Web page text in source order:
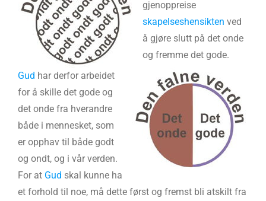
gjenoppreise
skapelseshensikten ved
å gjøre slutt på det onde
og fremme det gode.
Gud har derfor arbeidet
for å skille det gode og
det onde fra hverandre
både i mennesket, som
er opphav til både godt
og ondt, og i vår verden.
For at Gud skal kunne ha
et forhold til noe, må dette først og fremst bli atskilt fra